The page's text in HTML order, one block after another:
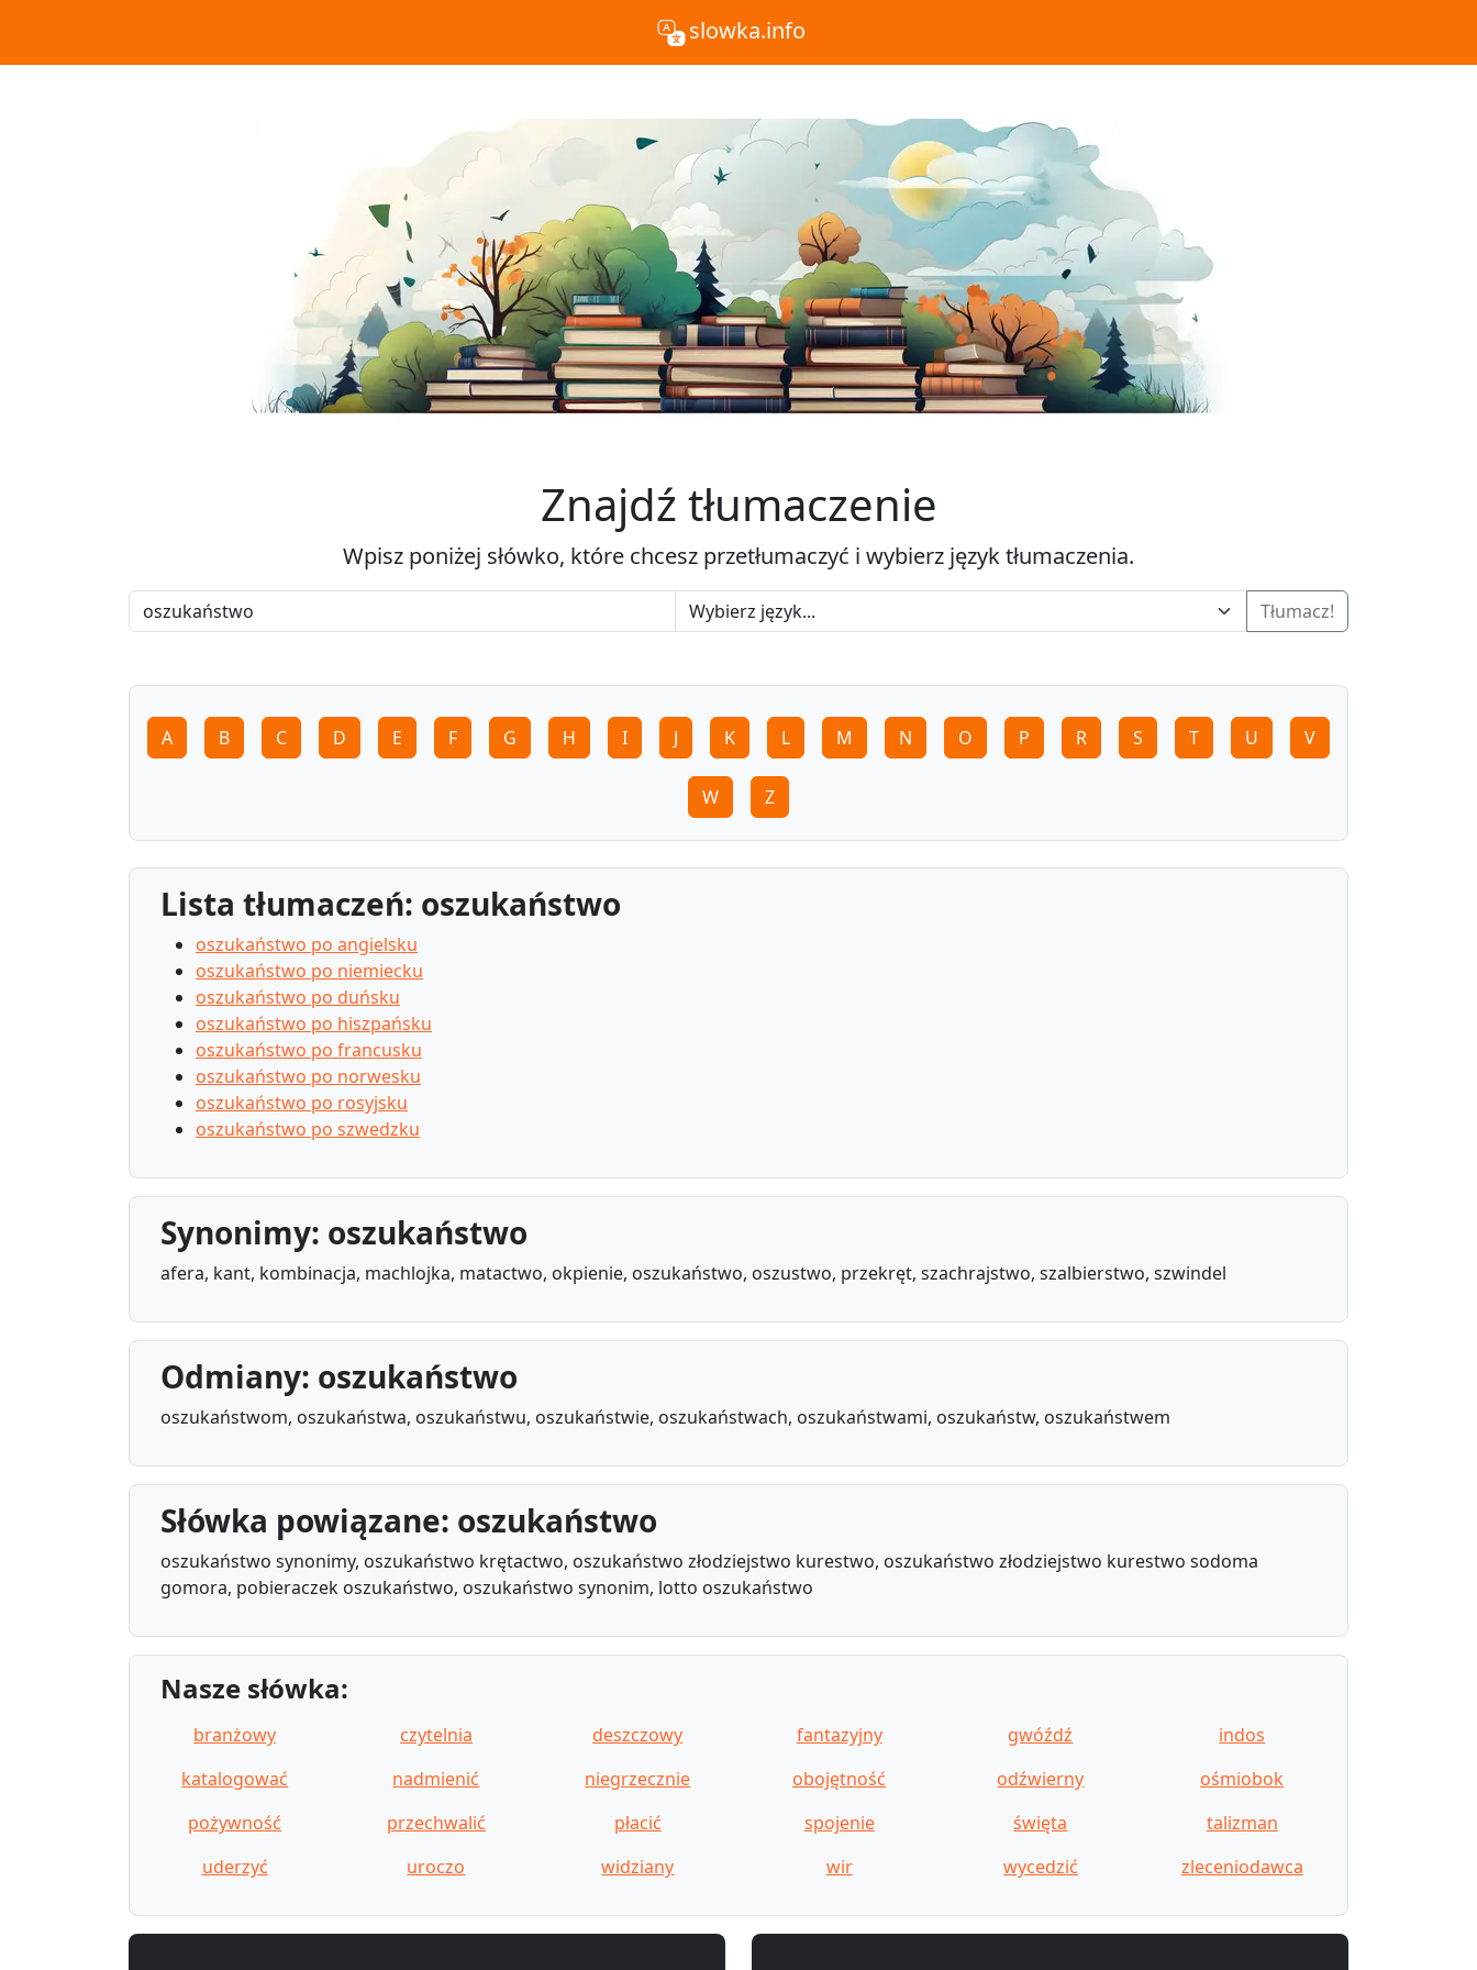
slowka.info
Znajdź tłumaczenie
Wpisz poniżej słówko, które chcesz przetłumaczyć i wybierz język tłumaczenia.
Tłumacz!
A B C D E F G H I J K L M N O P R S T U V
W Z
Lista tłumaczeń: oszukaństwo
oszukaństwo po angielsku
oszukaństwo po niemiecku
oszukaństwo po duńsku
oszukaństwo po hiszpańsku
oszukaństwo po francusku
oszukaństwo po norwesku
oszukaństwo po rosyjsku
oszukaństwo po szwedzku
Synonimy: oszukaństwo
afera, kant, kombinacja, machlojka, matactwo, okpienie, oszukaństwo, oszustwo, przekręt, szachrajstwo, szalbierstwo, szwindel
Odmiany: oszukaństwo
oszukaństwom, oszukaństwa, oszukaństwu, oszukaństwie, oszukaństwach, oszukaństwami, oszukaństw, oszukaństwem
Słówka powiązane: oszukaństwo
oszukaństwo synonimy, oszukaństwo krętactwo, oszukaństwo złodziejstwo kurestwo, oszukaństwo złodziejstwo kurestwo sodoma
gomora, pobieraczek oszukaństwo, oszukaństwo synonim, lotto oszukaństwo
Nasze słówka:
branżowy czytelnia deszczowy fantazyjny gwóźdź
indos
katalogować
nadmienić niegrzecznie obojętność odźwierny
ośmiobok
pożywność
przechwalić płacić spojenie święta
talizman
uderzyć
uroczo widziany wir wycedzić zleceniodawca